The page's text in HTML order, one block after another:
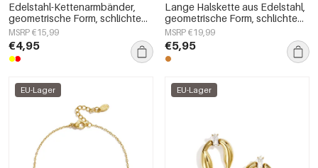
Edelstahl-Kettenarmbänder,
geometrische Form, schlichte
Alltagsserie, Damenschmuck
MSRP €15,99
€4,95
Lange Halskette aus Edelstahl,
geometrische Form, schlichte
Alltags-Serie, Damenschmuck
MSRP €19,99
€5,95
EU-Lager EU-Lager